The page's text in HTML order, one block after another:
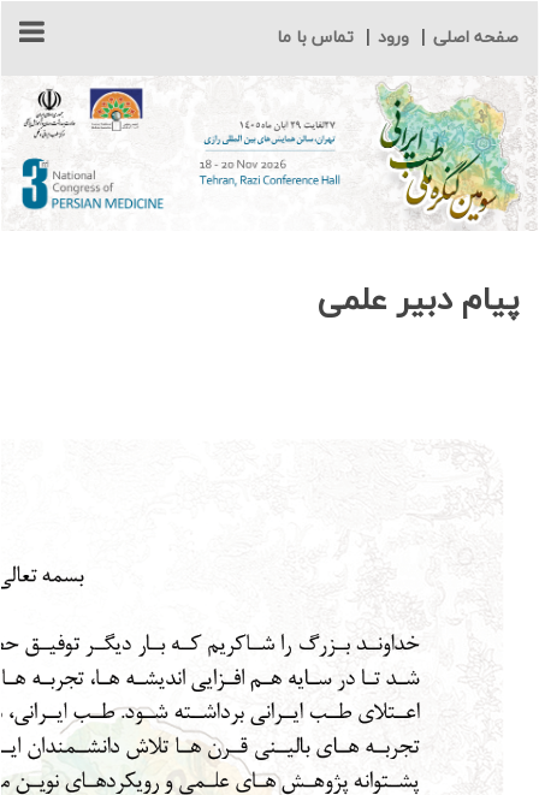
صفحه اصلی ورود تماس با ما
پیام دبیر علمی